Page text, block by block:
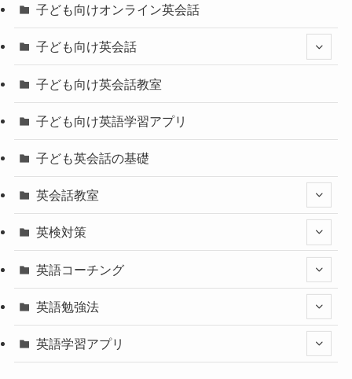
子ども向けオンライン英会話
子ども向け英会話
子ども向け英会話教室
子ども向け英語学習アプリ
子ども英会話の基礎
英会話教室
英検対策
英語コーチング
英語勉強法
英語学習アプリ